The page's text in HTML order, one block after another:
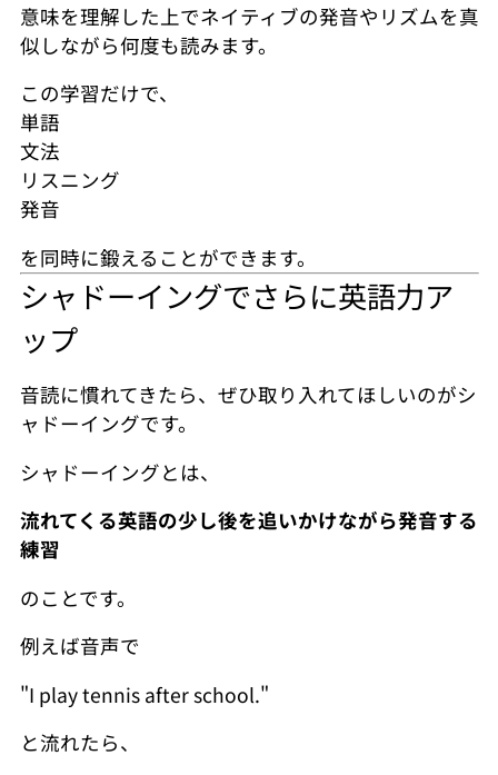
意味を理解した上でネイティブの発音やリズムを真
似しながら何度も読みます。
この学習だけで、
単語
文法
リスニング
発音
を同時に鍛えることができます。
シャドーイングでさらに英語力ア
ップ
音読に慣れてきたら、ぜひ取り入れてほしいのがシ
ャドーイングです。
シャドーイングとは、
流れてくる英語の少し後を追いかけながら発音する
練習
のことです。
例えば音声で
"I play tennis after school."
と流れたら、